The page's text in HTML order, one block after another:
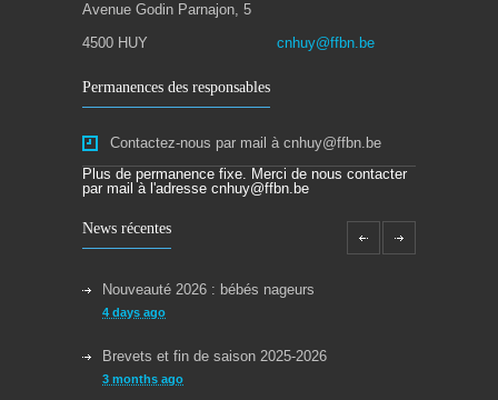
Avenue Godin Parnajon, 5
4500 HUY
cnhuy@ffbn.be
Permanences des responsables
Contactez-nous par mail à cnhuy@ffbn.be
Plus de permanence fixe. Merci de nous contacter
par mail à l'adresse cnhuy@ffbn.be
News récentes
Nouveauté 2026 : bébés nageurs
4 days ago
Brevets et fin de saison 2025-2026
3 months ago